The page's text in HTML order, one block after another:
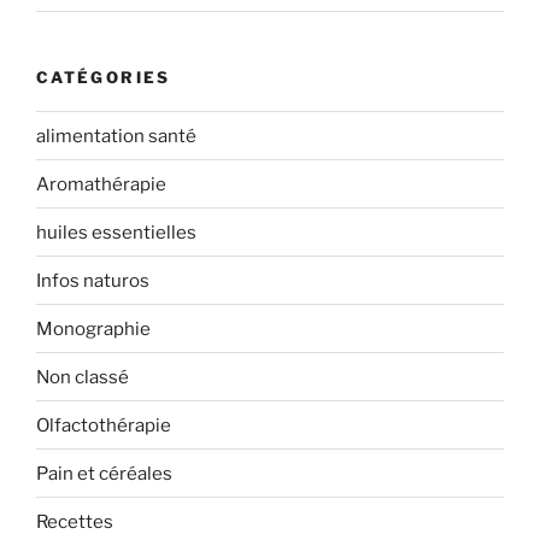
CATÉGORIES
alimentation santé
Aromathérapie
huiles essentielles
Infos naturos
Monographie
Non classé
Olfactothérapie
Pain et céréales
Recettes